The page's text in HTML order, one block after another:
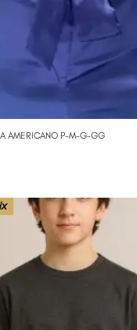
AMERICANO P-M-G-GG